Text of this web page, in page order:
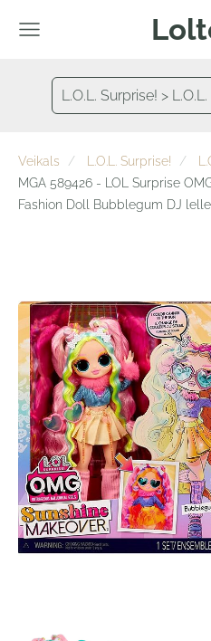
L.O.L. Surprise! >
Veikals L.O.L. Surprise!
MGA 589426 - LOL Surprise
Fashion Doll Bubblegum DJ lelle